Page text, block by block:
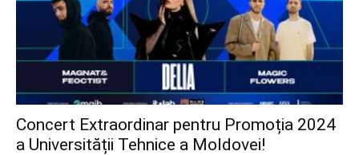
Concert Extraordinar pentru Promoția 2024
a Universității Tehnice a Moldovei!